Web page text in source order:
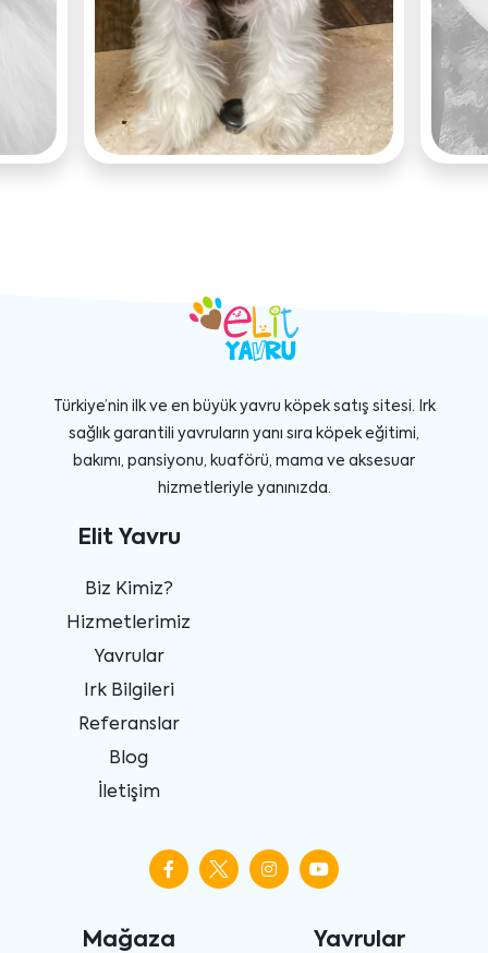
Türkiye’nin ilk ve en büyük yavru köpek satış sitesi. Irk
sağlık garantili yavruların yanı sıra köpek eğitimi,
bakımı, pansiyonu, kuaförü, mama ve aksesuar
hizmetleriyle yanınızda.
Elit Yavru
Biz Kimiz?
Hizmetlerimiz
Yavrular
Irk Bilgileri
Referanslar
Blog
İletişim
Mağaza Yavrular